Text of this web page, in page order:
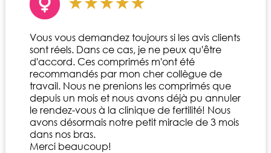
Vous vous demandez toujours si les avis clients
sont réels. Dans ce cas, je ne peux qu'être
d'accord. Ces comprimés m'ont été
recommandés par mon cher collègue de
travail. Nous ne prenions les comprimés que
depuis un mois et nous avons déjà pu annuler
le rendez-vous à la clinique de fertilité! Nous
avons désormais notre petit miracle de 3 mois
dans nos bras.
Merci beaucoup!